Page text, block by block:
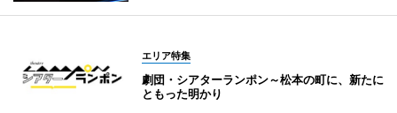
エリア特集
劇団・シアターランポン～松本の町に、新たに
ともった明かり